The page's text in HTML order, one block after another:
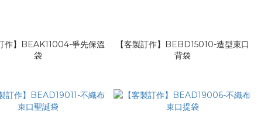
作】BEAK11004-爭先保溫
袋
【客製訂作】BEBD15010-造型束口
背袋